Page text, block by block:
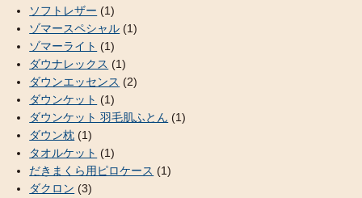
ソフトレザー (1)
ゾマースペシャル (1)
ゾマーライト (1)
ダウナレックス (1)
ダウンエッセンス (2)
ダウンケット (1)
ダウンケット 羽毛肌ふとん (1)
ダウン枕 (1)
タオルケット (1)
だきまくら用ピロケース (1)
ダクロン (3)